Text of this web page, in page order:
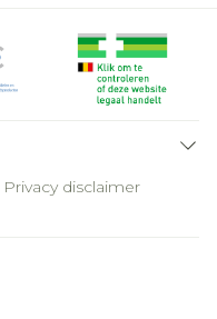
Privacy disclaimer